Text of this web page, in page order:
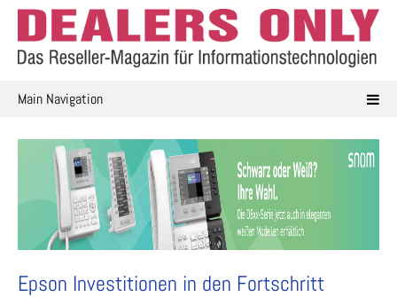
Skip
content
Main Navigation
Epson Investitionen in den Fortschritt